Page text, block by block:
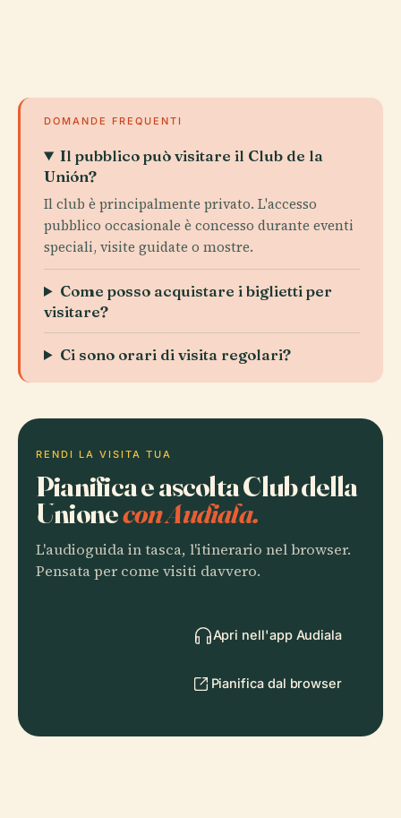
DOMANDE FREQUENTI
Il pubblico può visitare il Club de la
Unión?
Il club è principalmente privato. L'accesso
pubblico occasionale è concesso durante eventi
speciali, visite guidate o mostre.
Come posso acquistare i biglietti per
visitare?
Ci sono orari di visita regolari?
RENDI LA VISITA TUA
Pianifica e ascolta Club della
Unionecon Audiala.
L'audioguida in tasca, l'itinerario nel browser.
Pensata per come visiti davvero.
Apri nell'app Audiala
Pianifica dal browser